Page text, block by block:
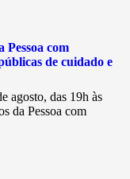
com
de cuidado e
agosto, das 19h às
da Pessoa com